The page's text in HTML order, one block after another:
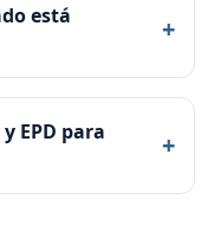
está
+
EPD para
+